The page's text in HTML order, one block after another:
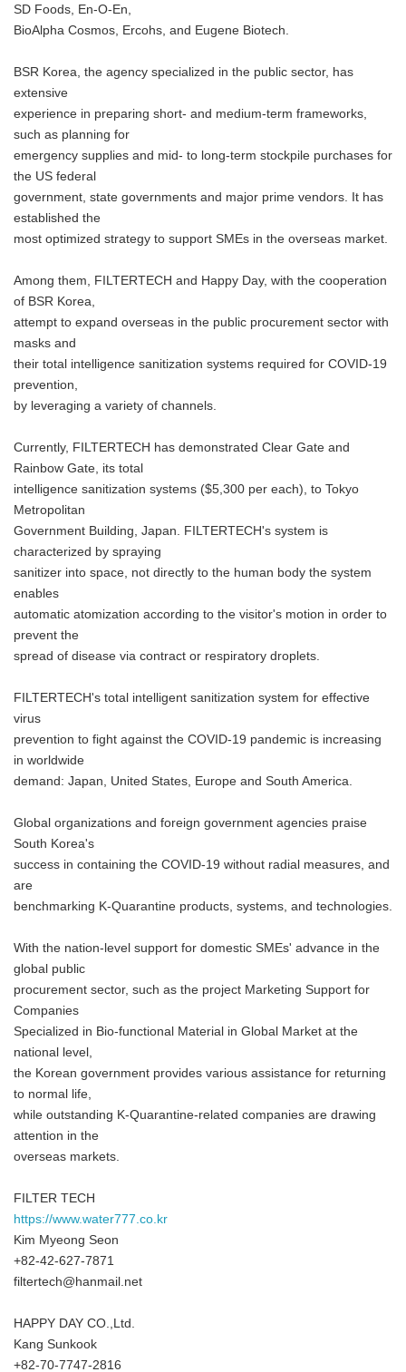
SD Foods, En-O-En,
BioAlpha Cosmos, Ercohs, and Eugene Biotech.
BSR Korea, the agency specialized in the public sector, has
extensive
experience in preparing short- and medium-term frameworks,
such as planning for
emergency supplies and mid- to long-term stockpile purchases for
the US federal
government, state governments and major prime vendors. It has
established the
most optimized strategy to support SMEs in the overseas market.
Among them, FILTERTECH and Happy Day, with the cooperation
of BSR Korea,
attempt to expand overseas in the public procurement sector with
masks and
their total intelligence sanitization systems required for COVID-19
prevention,
by leveraging a variety of channels.
Currently, FILTERTECH has demonstrated Clear Gate and
Rainbow Gate, its total
intelligence sanitization systems ($5,300 per each), to Tokyo
Metropolitan
Government Building, Japan. FILTERTECH's system is
characterized by spraying
sanitizer into space, not directly to the human body the system
enables
automatic atomization according to the visitor's motion in order to
prevent the
spread of disease via contract or respiratory droplets.
FILTERTECH's total intelligent sanitization system for effective
virus
prevention to fight against the COVID-19 pandemic is increasing
in worldwide
demand: Japan, United States, Europe and South America.
Global organizations and foreign government agencies praise
South Korea's
success in containing the COVID-19 without radial measures, and
are
benchmarking K-Quarantine products, systems, and technologies.
With the nation-level support for domestic SMEs' advance in the
global public
procurement sector, such as the project Marketing Support for
Companies
Specialized in Bio-functional Material in Global Market at the
national level,
the Korean government provides various assistance for returning
to normal life,
while outstanding K-Quarantine-related companies are drawing
attention in the
overseas markets.
FILTER TECH
https://www.water777.co.kr
Kim Myeong Seon
+82-42-627-7871
filtertech@hanmail.net
HAPPY DAY CO.,Ltd.
Kang Sunkook
+82-70-7747-2816